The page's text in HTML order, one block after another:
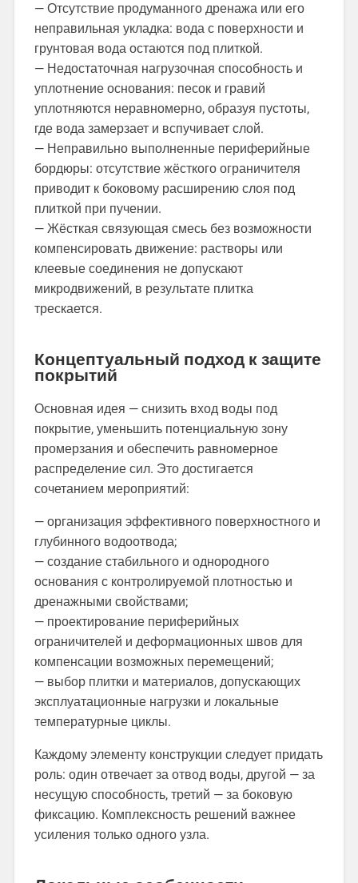
— Отсутствие продуманного дренажа или его
неправильная укладка: вода с поверхности и
грунтовая вода остаются под плиткой.
— Недостаточная нагрузочная способность и
уплотнение основания: песок и гравий
уплотняются неравномерно, образуя пустоты,
где вода замерзает и вспучивает слой.
— Неправильно выполненные периферийные
бордюры: отсутствие жёсткого ограничителя
приводит к боковому расширению слоя под
плиткой при пучении.
— Жёсткая связующая смесь без возможности
компенсировать движение: растворы или
клеевые соединения не допускают
микродвижений, в результате плитка
трескается.
Концептуальный подход к защите
покрытий
Основная идея — снизить вход воды под
покрытие, уменьшить потенциальную зону
промерзания и обеспечить равномерное
распределение сил. Это достигается
сочетанием мероприятий:
— организация эффективного поверхностного и
глубинного водоотвода;
— создание стабильного и однородного
основания с контролируемой плотностью и
дренажными свойствами;
— проектирование периферийных
ограничителей и деформационных швов для
компенсации возможных перемещений;
— выбор плитки и материалов, допускающих
эксплуатационные нагрузки и локальные
температурные циклы.
Каждому элементу конструкции следует придать
роль: один отвечает за отвод воды, другой — за
несущую способность, третий — за боковую
фиксацию. Комплексность решений важнее
усиления только одного узла.